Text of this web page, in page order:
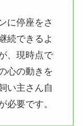
に停座をさ
続できるよ
、現時点で
心の動きを
い主さん自
必要です。